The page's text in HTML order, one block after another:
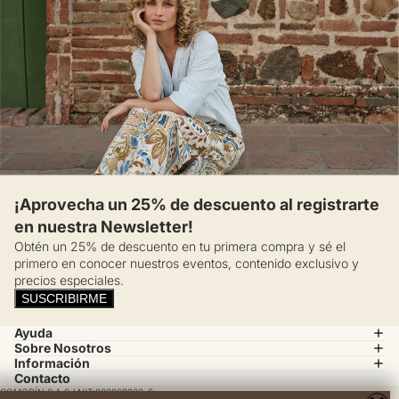
¡Aprovecha un 25% de descuento al registrarte
en nuestra Newsletter!
Obtén un 25% de descuento en tu primera compra y sé el
primero en conocer nuestros eventos, contenido exclusivo y
precios especiales.
SUSCRIBIRME
Ayuda
Sobre Nosotros
Información
Contacto
COMODÍN S.A.S / NIT:800069933-6